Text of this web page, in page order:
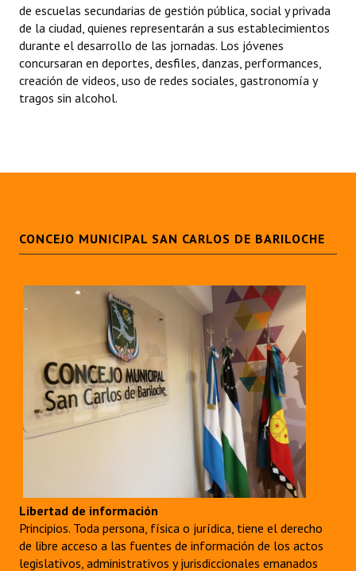
Actas de Audiencias Públicas
Comunicaciones
Noticias Destacadas
Registros y Distinciones
Datos Históricos
Premio al Mérito - Registro
Audiencias Públicas - Registro
Mujeres que Dejaron Huellas - Registro
Ciudadano Ilustre - Registro
Banca del Vecino - Registro
de escuelas secundarias de gestión pública, social y privada
de la ciudad, quienes representarán a sus establecimientos
durante el desarrollo de las jornadas. Los jóvenes
concursaran en deportes, desfiles, danzas, performances,
creación de videos, uso de redes sociales, gastronomía y
tragos sin alcohol.
CONCEJO MUNICIPAL SAN CARLOS DE BARILOCHE
Libertad de información
Principios. Toda persona, física o jurídica, tiene el derecho
de libre acceso a las fuentes de información de los actos
legislativos, administrativos y jurisdiccionales emanados